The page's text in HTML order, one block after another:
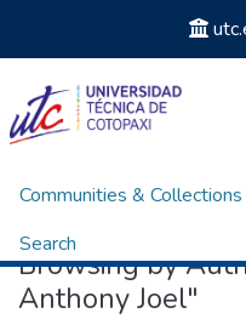
Communities & Collections
Search
Home Browse by Author
Browsing by
Anthony Joel"